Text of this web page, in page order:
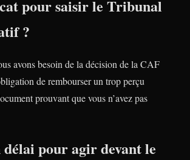
pour saisir le Tribunal
?
avons besoin de la décision de la CAF
de rembourser un trop perçu
prouvant que vous n’avez pas
pour agir devant le